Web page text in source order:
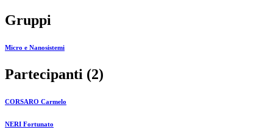
Gruppi
Micro e Nanosistemi
Partecipanti (2)
CORSARO Carmelo
NERI Fortunato